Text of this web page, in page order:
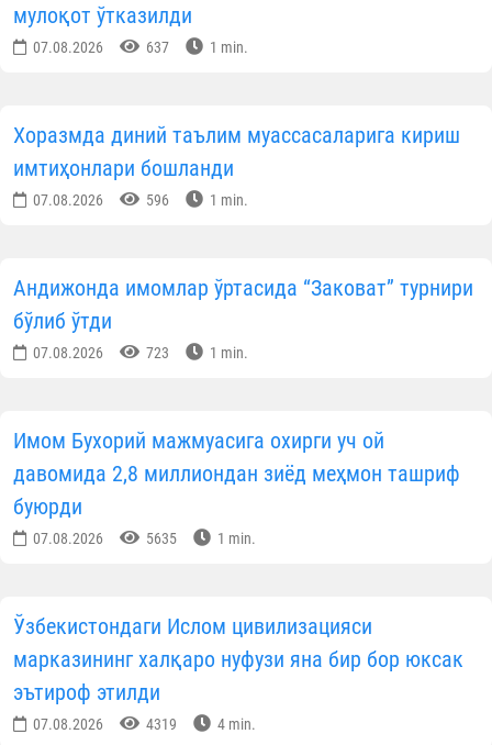
мулоқот ўтказилди
07.08.2026 637 1 min.
Хоразмда диний таълим муассасаларига кириш
имтиҳонлари бошланди
07.08.2026 596 1 min.
Андижонда имомлар ўртасида “Заковат” турнири
бўлиб ўтди
07.08.2026 723 1 min.
Имом Бухорий мажмуасига охирги уч ой
давомида 2,8 миллиондан зиёд меҳмон ташриф
буюрди
07.08.2026 5635 1 min.
Ўзбекистондаги Ислом цивилизацияси
марказининг халқаро нуфузи яна бир бор юксак
эътироф этилди
07.08.2026 4319 4 min.